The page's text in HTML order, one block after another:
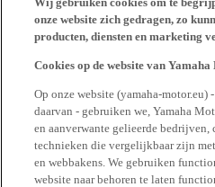
onze website zich gedragen, zo
producten, diensten en marketing
Cookies op de website van
Op onze website (yamaha-motor.eu)
daarvan - gebruiken we, Yamaha
en aanverwante gelieerde
technieken die vergelijkbaar zijn
en webbakens. We gebruiken
website naar behoren te laten